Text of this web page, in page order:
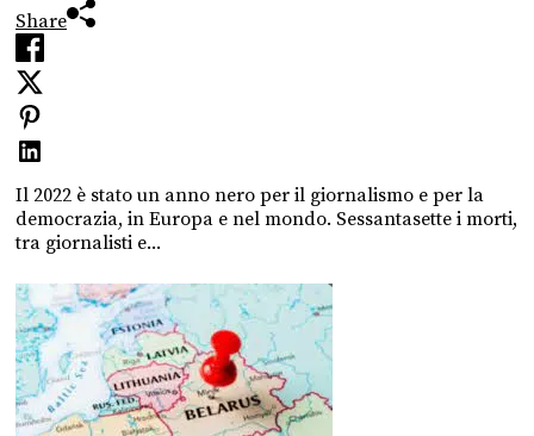
Share
Il 2022 è stato un anno nero per il giornalismo e per la
democrazia, in Europa e nel mondo. Sessantasette i morti,
tra giornalisti e...